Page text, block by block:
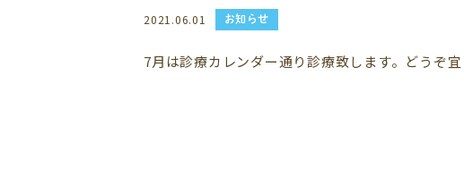
2021.06.01 お知らせ
7月は診療カレンダー通り診療致します。どうぞ宜